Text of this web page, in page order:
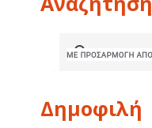
Δημοφιλή